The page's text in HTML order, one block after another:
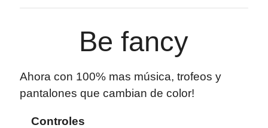
Be fancy
Ahora con 100% mas música, trofeos y
pantalones que cambian de color!
Controles